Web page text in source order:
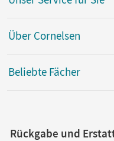
Über Cornelsen
Beliebte Fächer
Rückgabe und